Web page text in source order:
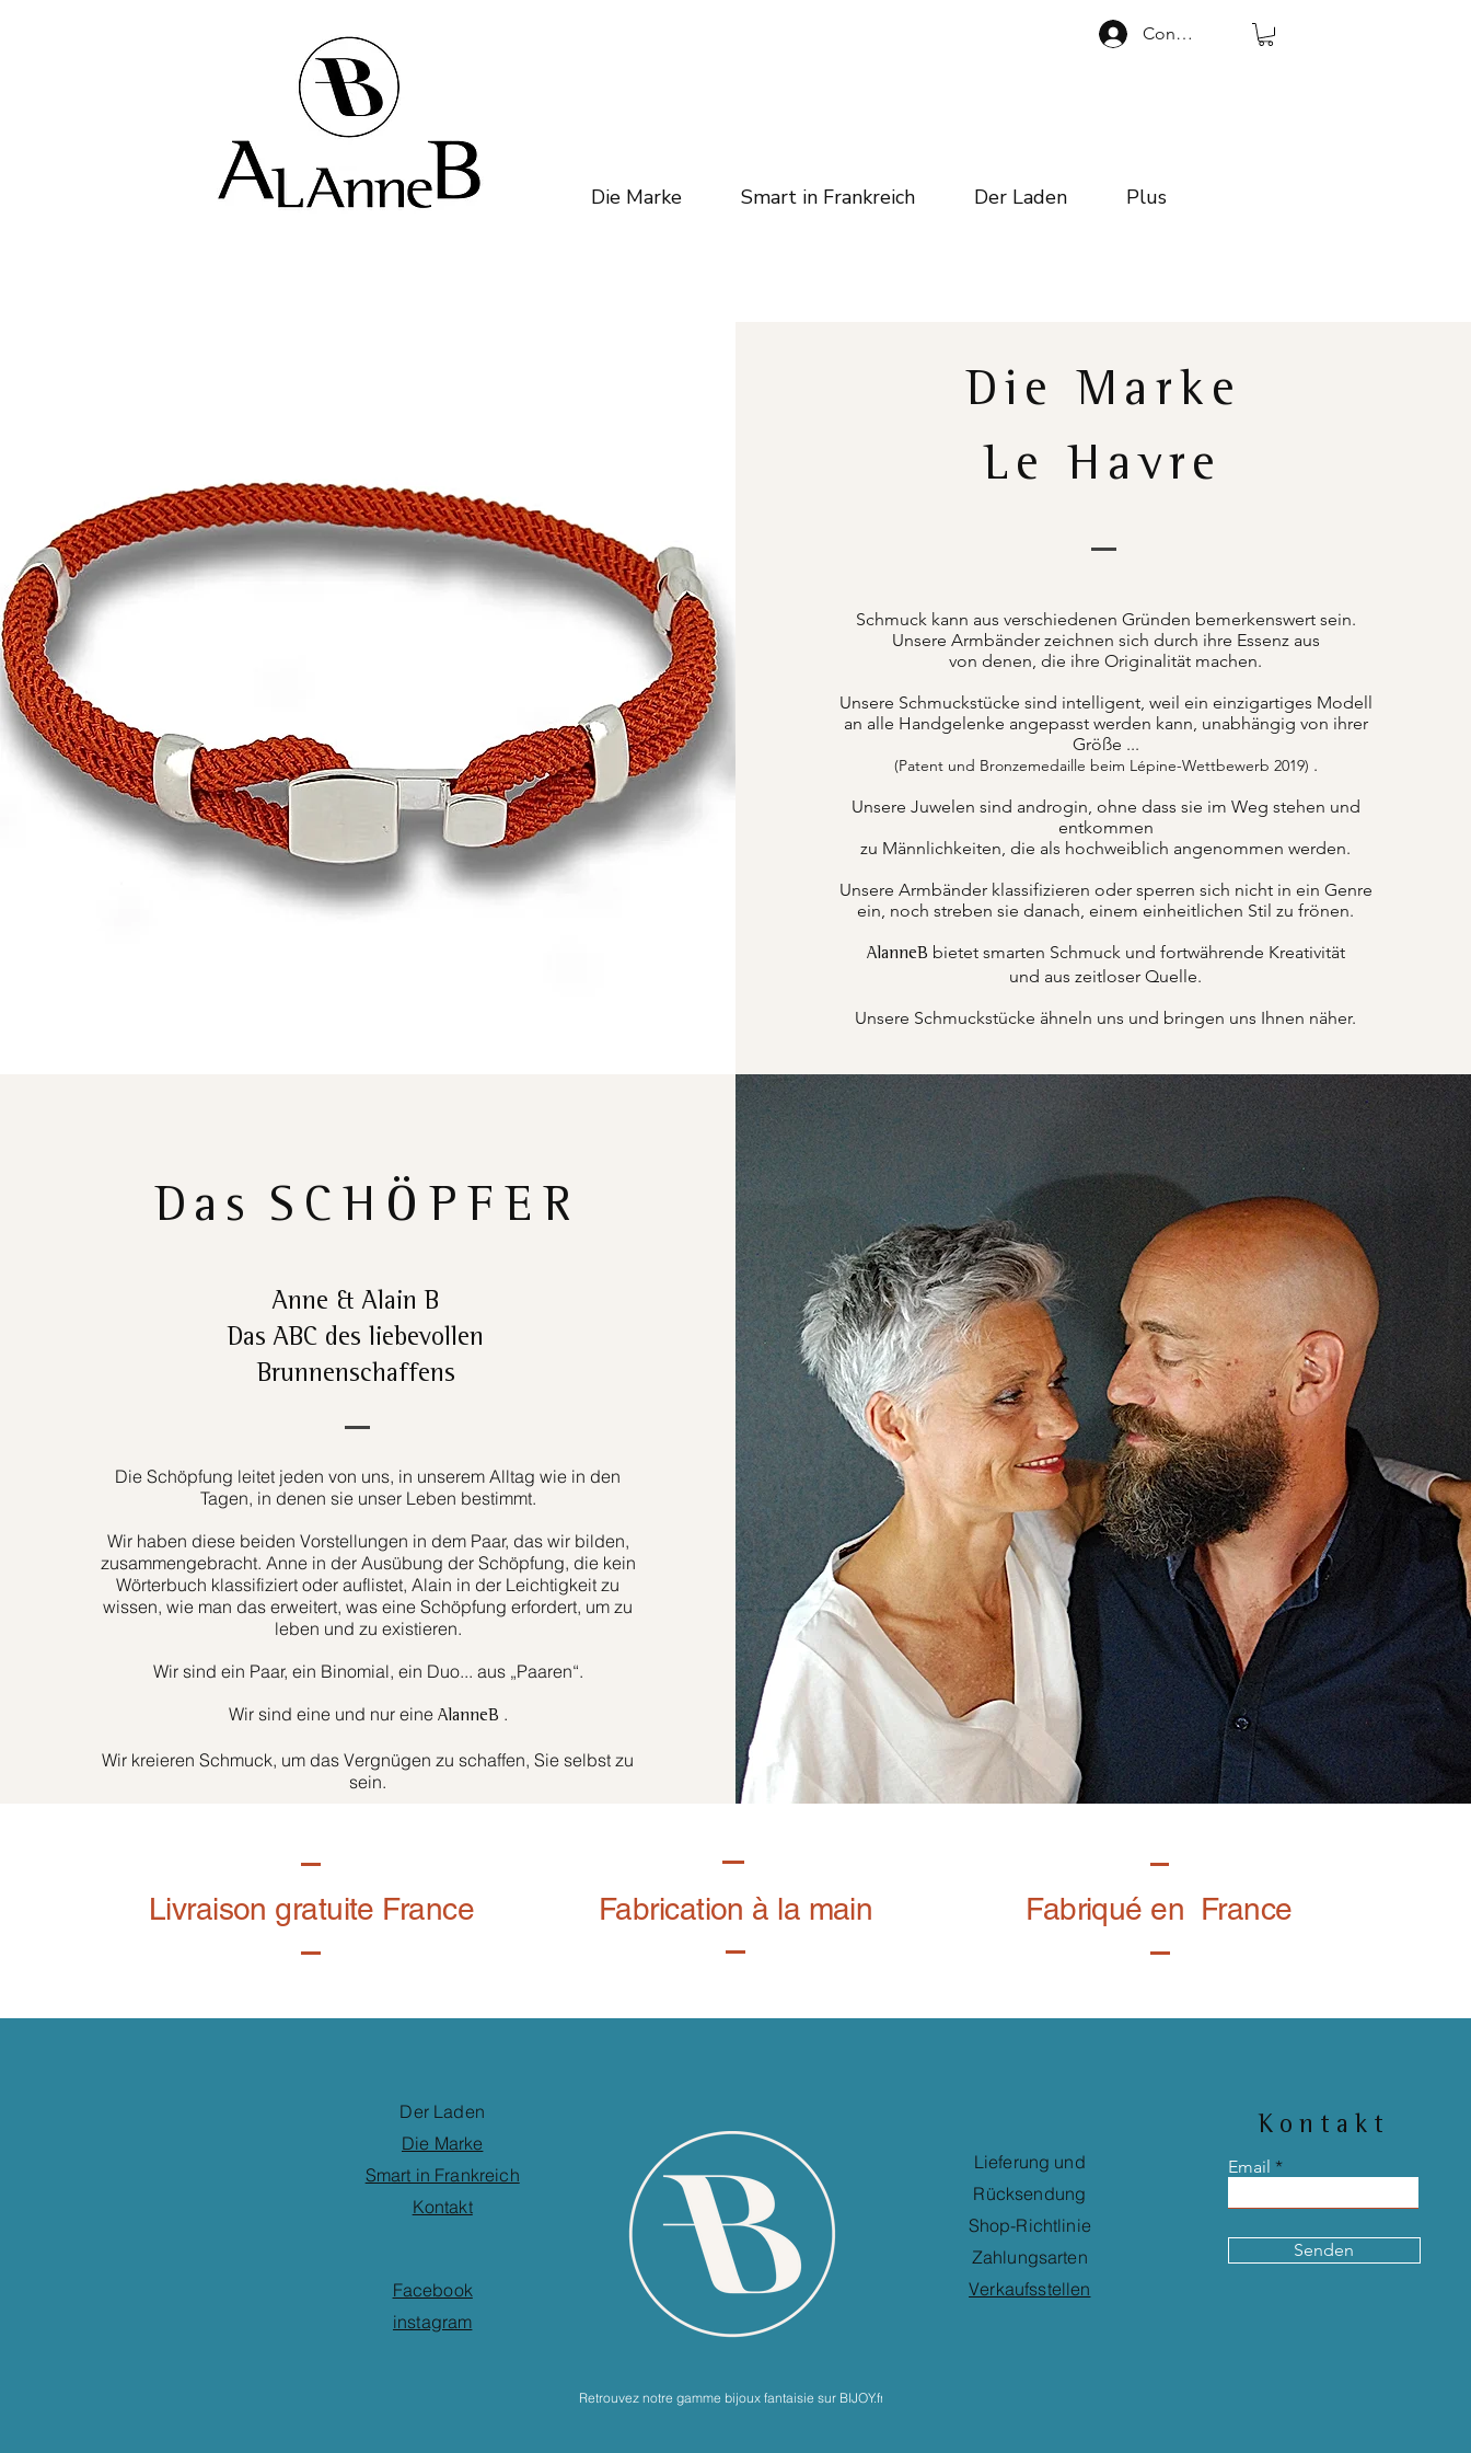
Connexion
Die Marke Smart in Frankreich Der Laden Plus
Die Marke
Le Havre
Schmuck kann aus verschiedenen Gründen bemerkenswert sein.
Unsere Armbänder zeichnen sich durch ihre Essenz aus
von denen, die ihre Originalität machen.
Unsere Schmuckstücke sind intelligent, weil ein einzigartiges Modell
an alle Handgelenke angepasst werden kann, unabhängig von ihrer
Größe ...
(Patent und Bronzemedaille beim Lépine-Wettbewerb 2019) .
Unsere Juwelen sind androgin, ohne dass sie im Weg stehen und
entkommen
zu Männlichkeiten, die als hochweiblich angenommen werden.
Unsere Armbänder klassifizieren oder sperren sich nicht in ein Genre
ein, noch streben sie danach, einem einheitlichen Stil zu frönen.
AlanneB bietet smarten Schmuck und fortwährende Kreativität
und aus zeitloser Quelle.
Unsere Schmuckstücke ähneln uns und bringen uns Ihnen näher.
Das SCHÖPFER
Anne & Alain B
Das ABC des liebevollen
Brunnenschaffens
Die Schöpfung leitet jeden von uns, in unserem Alltag wie in den
Tagen, in denen sie unser Leben bestimmt.
Wir haben diese beiden Vorstellungen in dem Paar, das wir bilden,
zusammengebracht. Anne in der Ausübung der Schöpfung, die kein
Wörterbuch klassifiziert oder auflistet, Alain in der Leichtigkeit zu
wissen, wie man das erweitert, was eine Schöpfung erfordert, um zu
leben und zu existieren.
Wir sind ein Paar, ein Binomial, ein Duo... aus „Paaren“.
Wir sind eine und nur eine AlanneB .
Wir kreieren Schmuck, um das Vergnügen zu schaffen, Sie selbst zu
sein.
Livraison gratuite France Fabrication à la main Fabriqué en France
Der Laden
Die Marke
Smart in Frankreich
Kontakt
Facebook
instagram
Retrouvez notre gamme bijoux fantaisie sur BIJOY.fr
Lieferung und
Rücksendung
Shop-Richtlinie
Zahlungsarten
Verkaufsstellen
Kontakt
Email
Senden